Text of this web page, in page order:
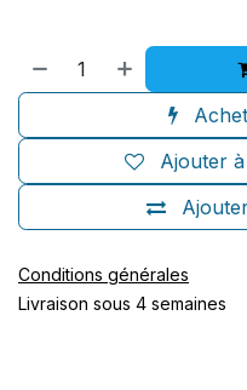
Ajouter
Conditions générales
Livraison sous 4 semaines